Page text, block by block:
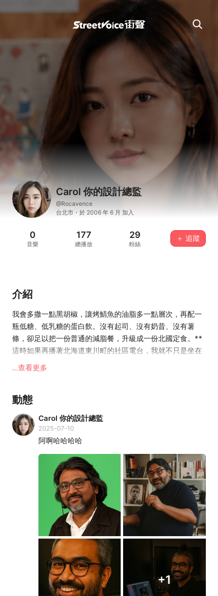
Carol 你的設計總監
@Rocavence
台北市・於 2006 年 6 月 加入
0
音樂
177
總播放
29
粉絲
＋ 追蹤
介紹
我會多撒一點黑胡椒，讓烤鯖魚的油脂多一點層次，再配一
瓶低糖、低乳糖的蛋白飲。沒有起司、沒有奶昔、沒有薯
條，卻足以把一份普通的減脂餐，升級成一份北國定食。**
這時如果再播著北海道東川町的社區電台，我就不只是坐在
辦公室裡吃健康餐盒，而是坐進一間地板踩起來嘎吱作響的
默默添著熱茶，角落的老夫妻聊著今年的雪是不是又來晚
了。
...查看更多
動態
Carol 你的設計總監
2025-07-10
阿啊哈哈哈哈
+1